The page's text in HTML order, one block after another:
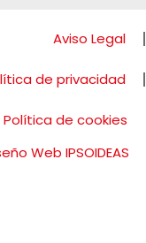
Aviso Legal
de privacidad
Política de cookies
Web IPSOIDEAS